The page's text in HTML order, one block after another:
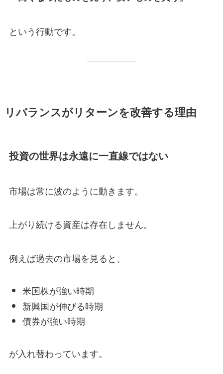
という行動です。
リバランスがリターンを改善する理由
投資の世界は永遠に一直線ではない
市場は常に波のように動きます。
上がり続ける資産は存在しません。
例えば過去の市場を見ると、
米国株が強い時期
新興国が伸びる時期
債券が強い時期
が入れ替わっています。